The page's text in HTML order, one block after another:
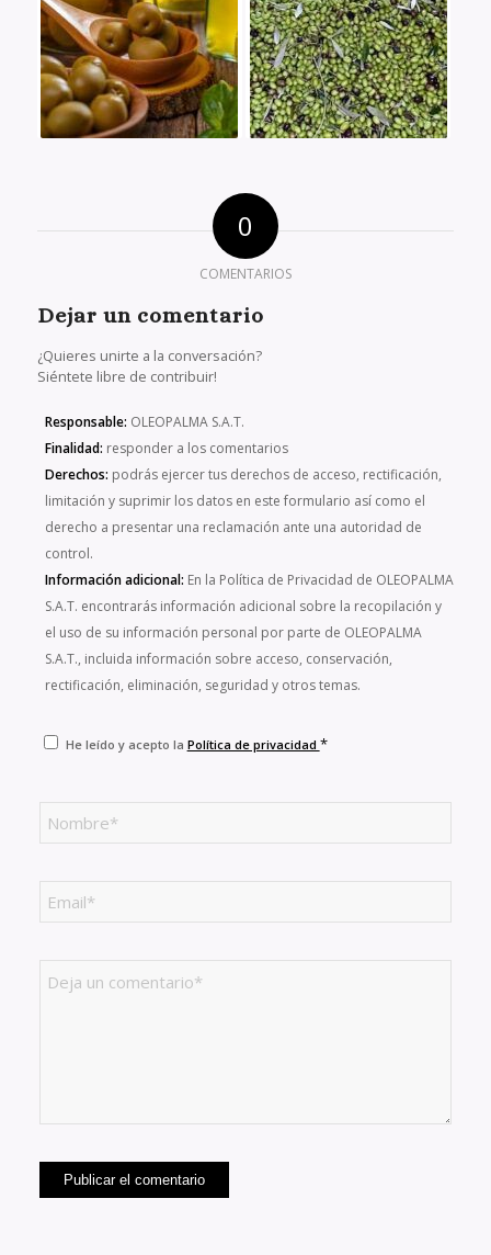
0
COMENTARIOS
Dejar un comentario
¿Quieres unirte a la conversación?
Siéntete libre de contribuir!
Responsable: OLEOPALMA S.A.T.
Finalidad: responder a los comentarios
Derechos: podrás ejercer tus derechos de acceso, rectificación,
limitación y suprimir los datos en este formulario así como el
derecho a presentar una reclamación ante una autoridad de
control.
Información adicional: En la Política de Privacidad de OLEOPALMA
S.A.T. encontrarás información adicional sobre la recopilación y
el uso de su información personal por parte de OLEOPALMA
S.A.T., incluida información sobre acceso, conservación,
rectificación, eliminación, seguridad y otros temas.
He leído y acepto la Política de privacidad *